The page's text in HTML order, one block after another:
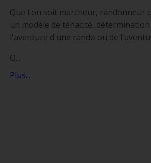
Que l'on soit marcheur, randonneur
un modèle de ténacité,
l'aventure d'une rando ou de
O...
Plus...